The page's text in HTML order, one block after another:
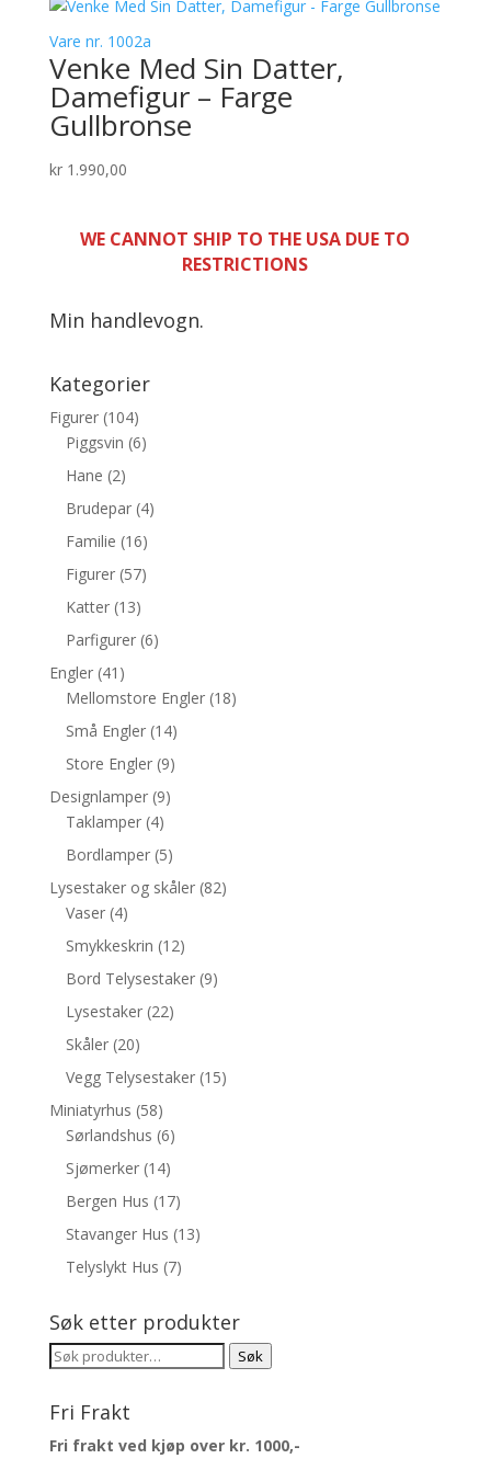
Vare nr. 1002a
Venke Med Sin Datter,
Damefigur – Farge
Gullbronse
kr1.990,00
WE CANNOT SHIP TO THE USA DUE TO
RESTRICTIONS
Min handlevogn.
Kategorier
Figurer (104)
Piggsvin (6)
Hane (2)
Brudepar (4)
Familie (16)
Figurer (57)
Katter (13)
Parfigurer (6)
Engler (41)
Mellomstore Engler (18)
Små Engler (14)
Store Engler (9)
Designlamper (9)
Taklamper (4)
Bordlamper (5)
Lysestaker og skåler (82)
Vaser (4)
Smykkeskrin (12)
Bord Telysestaker (9)
Lysestaker (22)
Skåler (20)
Vegg Telysestaker (15)
Miniatyrhus (58)
Sørlandshus (6)
Sjømerker (14)
Bergen Hus (17)
Stavanger Hus (13)
Telyslykt Hus (7)
Søk etter produkter
Søk
Søk
Fri Frakt
Fri frakt ved kjøp over kr. 1000,-